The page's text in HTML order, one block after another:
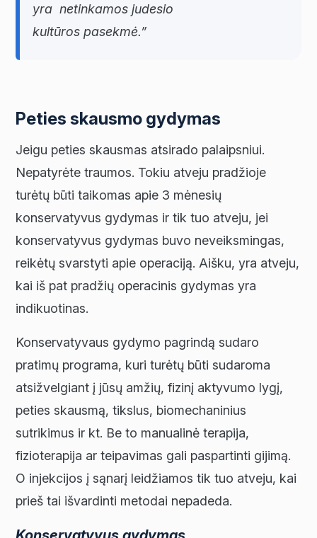
yra netinkamos judesio
kultūros pasekmė.”
Peties skausmo gydymas
Jeigu peties skausmas atsirado palaipsniui.
Nepatyrėte traumos. Tokiu atveju pradžioje
turėtų būti taikomas apie 3 mėnesių
konservatyvus gydymas ir tik tuo atveju, jei
konservatyvus gydymas buvo neveiksmingas,
reikėtų svarstyti apie operaciją. Aišku, yra atveju,
kai iš pat pradžių operacinis gydymas yra
indikuotinas.
Konservatyvaus gydymo pagrindą sudaro
pratimų programa, kuri turėtų būti sudaroma
atsižvelgiant į jūsų amžių, fizinį aktyvumo lygį,
peties skausmą, tikslus, biomechaninius
sutrikimus ir kt. Be to manualinė terapija,
fizioterapija ar teipavimas gali paspartinti gijimą.
O injekcijos į sąnarį leidžiamos tik tuo atveju, kai
prieš tai išvardinti metodai nepadeda.